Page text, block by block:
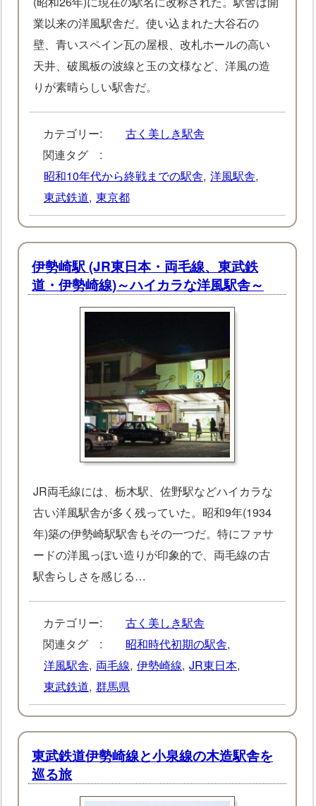
業以来の洋風駅舎だ。使い込まれた大谷石の
壁、青いスペイン瓦の屋根、改札ホールの高い
天井、破風板の波線と玉の文様など、洋風の造
りが素晴らしい駅舎だ。
カテゴリー:
古く美しき駅舎
関連タグ :
昭和10年代から終戦までの駅舎, 洋風駅舎,
東武鉄道, 東京都
伊勢崎駅 (JR東日本・両毛線、東武鉄
道・伊勢崎線)～ハイカラな洋風駅舎～
JR両毛線には、栃木駅、佐野駅などハイカラな
古い洋風駅舎が多く残っていた。昭和9年(1934
年)築の伊勢崎駅駅舎もその一つだ。特にファサ
ードの洋風っぽい造りが印象的で、両毛線の古
駅舎らしさを感じる…
カテゴリー:
古く美しき駅舎
関連タグ :
昭和時代初期の駅舎,
洋風駅舎, 両毛線, 伊勢崎線, JR東日本,
東武鉄道, 群馬県
東武鉄道伊勢崎線と小泉線の木造駅舎を
巡る旅